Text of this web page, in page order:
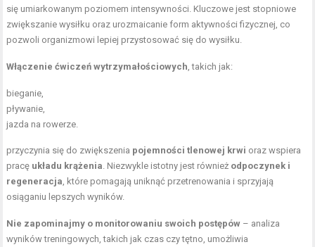
się umiarkowanym poziomem intensywności. Kluczowe jest stopniowe
zwiększanie wysiłku oraz urozmaicanie form aktywności fizycznej, co
pozwoli organizmowi lepiej przystosować się do wysiłku.
Włączenie ćwiczeń wytrzymałościowych, takich jak:
bieganie,
pływanie,
jazda na rowerze.
przyczynia się do zwiększenia pojemności tlenowej krwi oraz wspiera
pracę układu krążenia. Niezwykle istotny jest również odpoczynek i
regeneracja, które pomagają uniknąć przetrenowania i sprzyjają
osiąganiu lepszych wyników.
Nie zapominajmy o monitorowaniu swoich postępów – analiza
wyników treningowych, takich jak czas czy tętno, umożliwia